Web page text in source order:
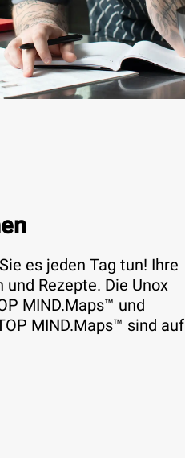
es jeden Tag tun! Ihre
und Rezepte. Die Unox
MIND.Maps™ und
MIND.Maps™ sind auf